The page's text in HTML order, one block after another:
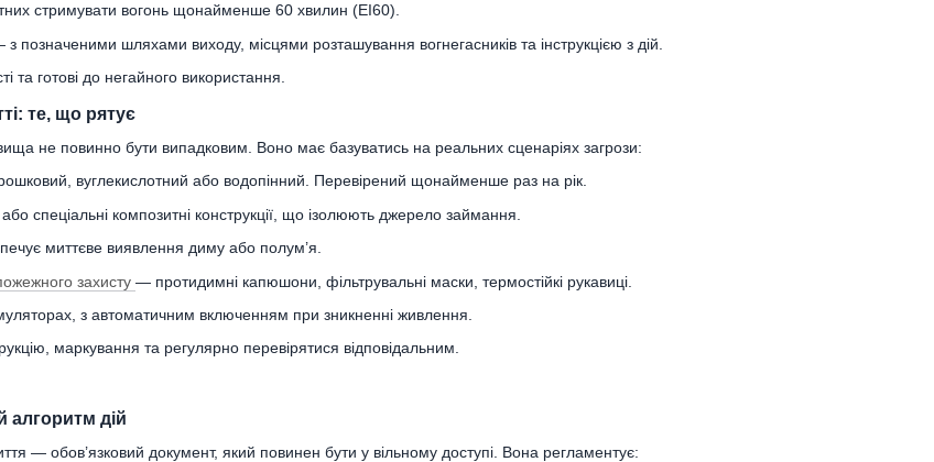
стримувати вогонь щонайменше 60 хвилин (EI60).
позначеними шляхами виходу, місцями розташування вогнегасників та інструкцією з дій.
та готові до негайного використання.
те, що рятує
не повинно бути випадковим. Воно має базуватись на реальних сценаріях загрози:
вуглекислотний або водопінний. Перевірений щонайменше раз на рік.
спеціальні композитні конструкції, що ізолюють джерело займання.
миттєве виявлення диму або полум’я.
захисту — протидимні капюшони, фільтрувальні маски, термостійкі рукавиці.
з автоматичним включенням при зникненні живлення.
маркування та регулярно перевірятися відповідальним.
алгоритм дій
— обов’язковий документ, який повинен бути у вільному доступі. Вона регламентує: